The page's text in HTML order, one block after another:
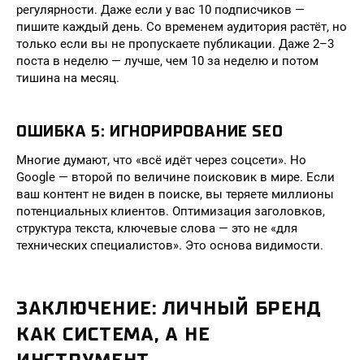
регулярности. Даже если у вас 10 подписчиков —
пишите каждый день. Со временем аудитория растёт, но
только если вы не пропускаете публикации. Даже 2–3
поста в неделю — лучше, чем 10 за неделю и потом
тишина на месяц.
ОШИБКА 5: ИГНОРИРОВАНИЕ SEO
Многие думают, что «всё идёт через соцсети». Но
Google — второй по величине поисковик в мире. Если
ваш контент не виден в поиске, вы теряете миллионы
потенциальных клиентов. Оптимизация заголовков,
структура текста, ключевые слова — это не «для
технических специалистов». Это основа видимости.
ЗАКЛЮЧЕНИЕ: ЛИЧНЫЙ БРЕНД
КАК СИСТЕМА, А НЕ